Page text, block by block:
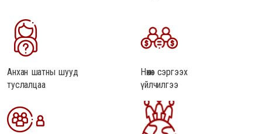
Анхан шатны шууд
туслалцаа
Нөхөн сэргээх
үйлчилгээ